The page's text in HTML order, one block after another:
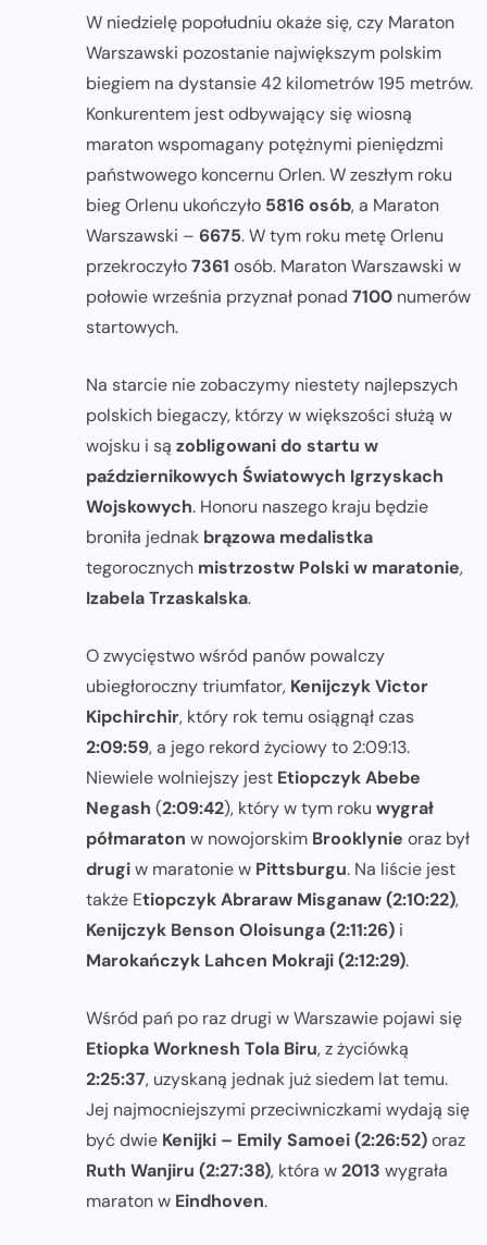
W niedzielę popołudniu okaże się, czy Maraton
Warszawski pozostanie największym polskim
biegiem na dystansie 42 kilometrów 195 metrów.
Konkurentem jest odbywający się wiosną
maraton wspomagany potężnymi pieniędzmi
państwowego koncernu Orlen. W zeszłym roku
bieg Orlenu ukończyło 5816 osób, a Maraton
Warszawski – 6675. W tym roku metę Orlenu
przekroczyło7361 osób. Maraton Warszawski w
połowie września przyznał ponad 7100 numerów
startowych.
Na starcie nie zobaczymy niestety najlepszych
polskich biegaczy, którzy w większości służą w
wojsku i są zobligowani do startu w
październikowych Światowych Igrzyskach
Wojskowych. Honoru naszego kraju będzie
broniła jednak brązowa medalistka
tegorocznych mistrzostw Polski w maratonie,
Izabela Trzaskalska.
O zwycięstwo wśród panów powalczy
ubiegłoroczny triumfator, Kenijczyk Victor
Kipchirchir, który rok temu osiągnął czas
2:09:59, a jego rekord życiowy to 2:09:13.
Niewiele wolniejszy jest Etiopczyk Abebe
Negash (2:09:42), który w tym roku wygrał
półmaraton w nowojorskim Brooklynie oraz był
drugiw maratonie w Pittsburgu. Na liście jest
także Etiopczyk Abraraw Misganaw (2:10:22),
Kenijczyk Benson Oloisunga (2:11:26) i
Marokańczyk Lahcen Mokraji (2:12:29).
Wśród pań po raz drugi w Warszawie pojawi się
Etiopka Worknesh Tola Biru, z życiówką
2:25:37, uzyskaną jednak już siedem lat temu.
Jej najmocniejszymi przeciwniczkami wydają się
być dwie Kenijki – Emily Samoei(2:26:52)oraz
Ruth Wanjiru (2:27:38), która w2013 wygrała
maraton w Eindhoven.